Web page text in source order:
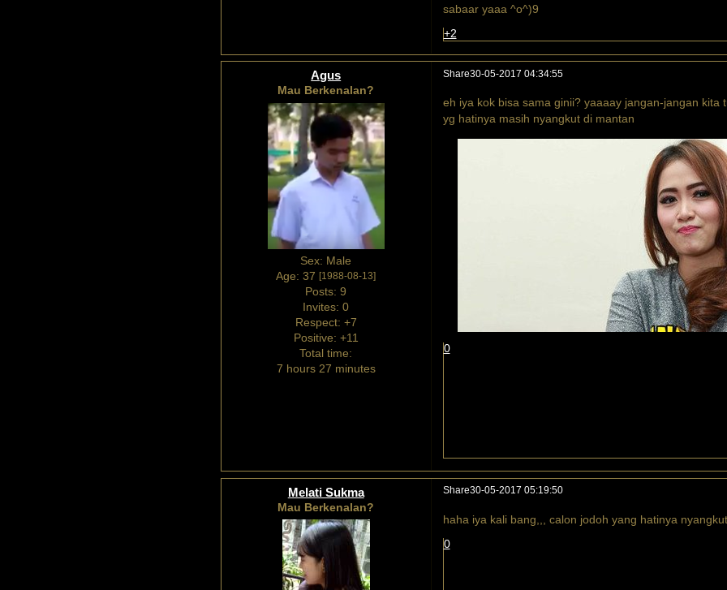
sabaar yaaa ^o^)9
+2
Share30-05-2017 04:34:55
Agus
Mau Berkenalan?
Sex: Male
Age: 37 [1988-08-13]
Posts: 9
Invites: 0
Respect: +7
Positive: +11
Total time:
7 hours 27 minutes
eh iya kok bisa sama ginii? yaaaay jangan-jangan kita
yg hatinya masih nyangkut di mantan
0
Share30-05-2017 05:19:50
Melati Sukma
Mau Berkenalan?
haha iya kali bang,,, calon jodoh yang hatinya
0